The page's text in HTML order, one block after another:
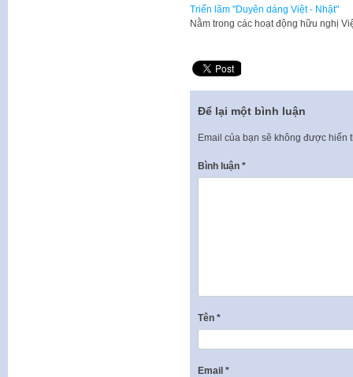
Triển lãm "Duyên dáng Việt - Nhật"
Nằm trong các hoạt động hữu nghị
Để lại một bình luận
Email của bạn sẽ không được hiển
Bình luận *
Tên *
Email *